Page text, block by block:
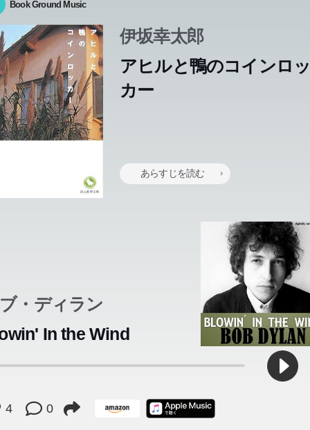
Book Ground Music
伊坂幸太郎
アヒルと鴨のコインロ
カー
あらすじを読む
・ディラン
In the Wind
4 0